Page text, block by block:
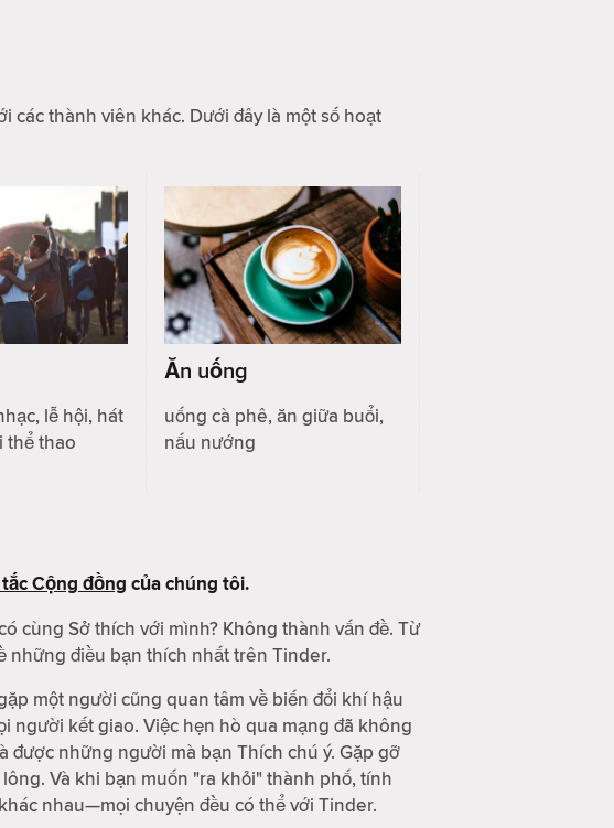
thành viên khác. Dưới đây là một số hoạt
lễ hội, hát
thể thao
Ăn uống
uống cà phê, ăn giữa buổi,
nấu nướng
Cộng đồng của chúng tôi.
cùng Sở thích với mình? Không thành vấn đề. Từ
những điều bạn thích nhất trên Tinder.
một người cũng quan tâm về biến đổi khí hậu
người kết giao. Việc hẹn hò qua mạng đã không
những người mà bạn Thích chú ý. Gặp gỡ
Và khi bạn muốn "ra khỏi" thành phố, tính
nhau—mọi chuyện đều có thể với Tinder.